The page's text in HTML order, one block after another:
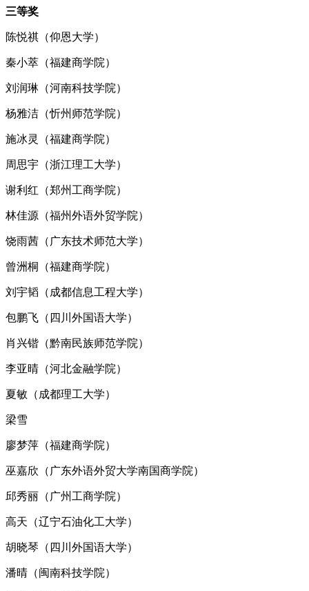
三等奖
陈悦祺（仰恩大学）
秦小萃（福建商学院）
刘润琳（河南科技学院）
杨雅洁（忻州师范学院）
施冰灵（福建商学院）
周思宇（浙江理工大学）
谢利红（郑州工商学院）
林佳源（福州外语外贸学院）
饶雨茜（广东技术师范大学）
曾洲桐（福建商学院）
刘宇韬（成都信息工程大学）
包鹏飞（四川外国语大学）
肖兴锴（黔南民族师范学院）
李亚晴（河北金融学院）
夏敏（成都理工大学）
梁雪
廖梦萍（福建商学院）
巫嘉欣（广东外语外贸大学南国商学院）
邱秀丽（广州工商学院）
高天（辽宁石油化工大学）
胡晓琴（四川外国语大学）
潘晴（闽南科技学院）